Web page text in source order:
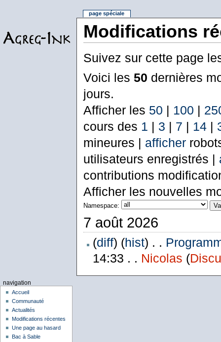
Modifications
Suivez sur cette page
Voici les 50 dernières
jours.
Afficher les 50 | 100 |
cours des 1 | 3 | 7 | 14|
mineures | afficher
utilisateurs enregistrés |
contributions
Afficher les nouvelles
Namespace:
7 août 2026
(diff) (hist) . .
14:33 . . Nicolas (
page spéciale
navigation
Accueil
Communauté
Actualités
Modifications récentes
Une page au hasard
Bac à Sable